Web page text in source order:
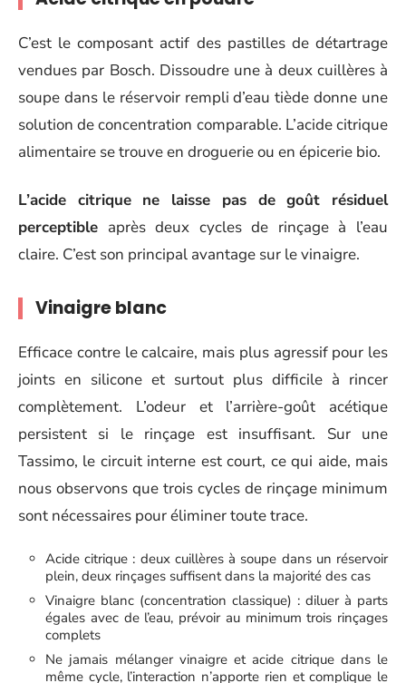
C’est le composant actif des pastilles de détartrage
vendues par Bosch. Dissoudre une à deux cuillères à
soupe dans le réservoir rempli d’eau tiède donne une
solution de concentration comparable. L’acide citrique
alimentaire se trouve en droguerie ou en épicerie bio.
L’acide citrique ne laisse pas de goût résiduel
perceptible après deux cycles de rinçage à l’eau
claire. C’est son principal avantage sur le vinaigre.
Vinaigre blanc
Efficace contre le calcaire, mais plus agressif pour les
joints en silicone et surtout plus difficile à rincer
complètement. L’odeur et l’arrière-goût acétique
persistent si le rinçage est insuffisant. Sur une
Tassimo, le circuit interne est court, ce qui aide, mais
nous observons que trois cycles de rinçage minimum
sont nécessaires pour éliminer toute trace.
Acide citrique : deux cuillères à soupe dans un réservoir
plein, deux rinçages suffisent dans la majorité des cas
Vinaigre blanc (concentration classique) : diluer à parts
égales avec de l’eau, prévoir au minimum trois rinçages
complets
Ne jamais mélanger vinaigre et acide citrique dans le
même cycle, l’interaction n’apporte rien et complique le